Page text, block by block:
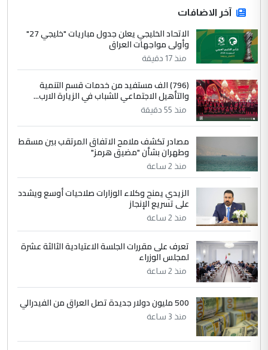
ابا فرات ...
الموضوع :
الجواهري يرد على صدام حسين سل
مضجعيك يابن الزنا (نص كامل)
سردار
التعليق : واحد من عصابة علي ماما يسقط
جنسية الرافد الثالث للعراق ومن اصول عريقة
ابا فرات ...
الجواهري يرد على صدام حسين سل
مضجعيك يابن الزنا (نص كامل)
5
التعليق : تحياتي لك استاذ حامدتركان. كلام
دقيق ومسؤول؛ فالاستثمار الحقيقي للإنسان
الموضوع :
بين الإهمال واغتصاب الأرض.. بلاد
الرافدين تعاني الجفاف والتصحر!!
آخر الاضافات
الاتحاد الخليجي يعلن جدول مباريات "خليجي 27"
وأولى مواجهات العراق
منذ 17 دقيقة
(796) الف مستفيد من خدمات قسم التنمية
والتأهيل الاجتماعي للشباب في الزيارة الارب...
منذ 55 دقيقة
مصادر تكشف ملامح الاتفاق المرتقب بين مسقط
وطهران بشأن "مضيق هرمز"
منذ 2 ساعة
الزيدي يمنح وكلاء الوزارات صلاحيات أوسع ويشدد
على تسريع الإنجاز
منذ 2 ساعة
تعرف على مقررات الجلسة الاعتيادية الثالثة عشرة
لمجلس الوزراء
منذ 2 ساعة
500 مليون دولار جديدة تصل العراق من الفيدرالي
منذ 3 ساعة